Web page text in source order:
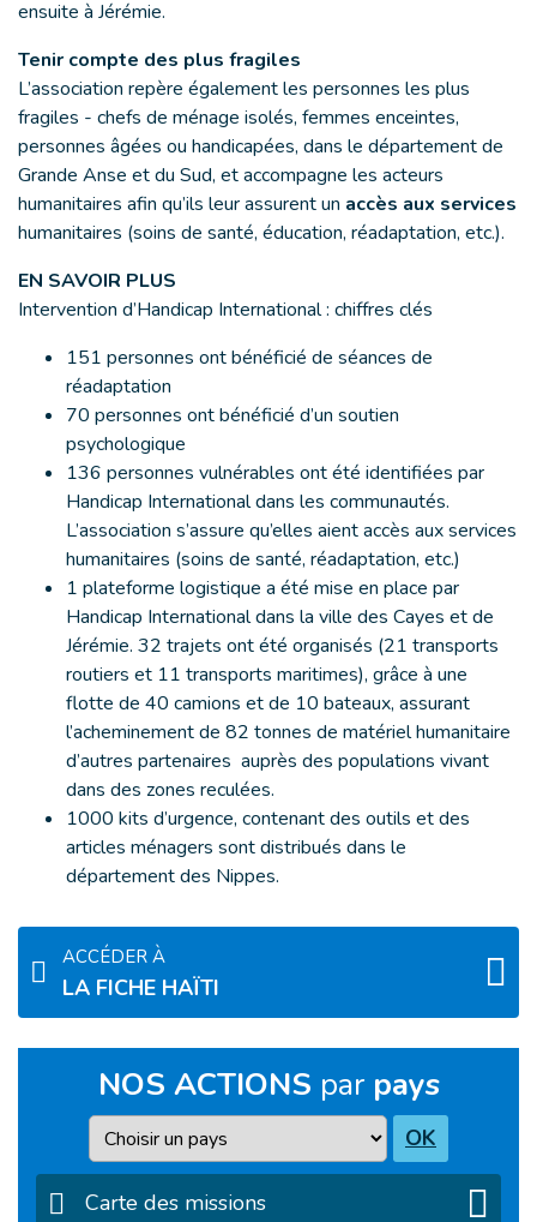
ensuite à Jérémie.
Tenir compte des plus fragiles
L’association repère également les personnes les plus
fragiles - chefs de ménage isolés, femmes enceintes,
personnes âgées ou handicapées, dans le département de
Grande Anse et du Sud, et accompagne les acteurs
humanitaires afin qu’ils leur assurent un accès aux services
humanitaires (soins de santé, éducation, réadaptation, etc.).
EN SAVOIR PLUS
Intervention d’Handicap International : chiffres clés
151 personnes ont bénéficié de séances de
réadaptation
70 personnes ont bénéficié d’un soutien
psychologique
136 personnes vulnérables ont été identifiées par
Handicap International dans les communautés.
L’association s’assure qu’elles aient accès aux services
humanitaires (soins de santé, réadaptation, etc.)
1 plateforme logistique a été mise en place par
Handicap International dans la ville des Cayes et de
Jérémie. 32 trajets ont été organisés (21 transports
routiers et 11 transports maritimes), grâce à une
flotte de 40 camions et de 10 bateaux, assurant
l’acheminement de 82 tonnes de matériel humanitaire
d’autres partenaires auprès des populations vivant
dans des zones reculées.
1000 kits d’urgence, contenant des outils et des
articles ménagers sont distribués dans le
département des Nippes.
ACCÉDER À
LA FICHE HAÏTI
NOS ACTIONS par pays
Pays OK
Carte des missions